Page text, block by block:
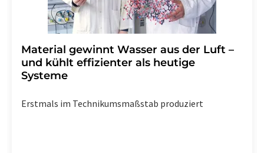
Material gewinnt Wasser aus der Luft –
und kühlt effizienter als heutige
Systeme
Erstmals im Technikumsmaßstab produziert